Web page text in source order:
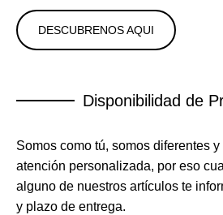
DESCUBRENOS AQUI
Disponibilidad de
Somos como tú, somos diferentes
atención personalizada, por eso
alguno de nuestros artículos te
y plazo de entrega.